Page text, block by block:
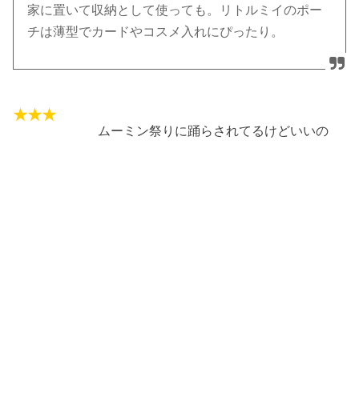
家に置いて収納として使っても。リトルミイのポー
チは薄型でカードやコスメ入れにぴったり。
ムーミン祭りに踊らされてるけどいいの